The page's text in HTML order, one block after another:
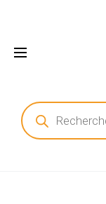
Recherche
de
produits